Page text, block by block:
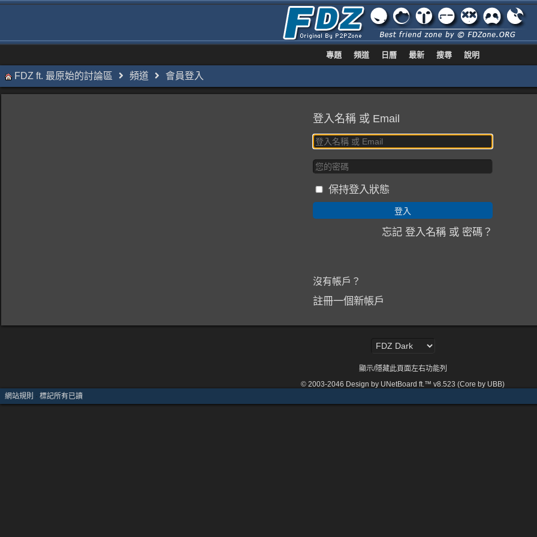
專題 頻道 日曆 最新 搜尋 說明
FDZ ft. 最原始的討論區 頻道 會員登入
登入名稱 或 Email
保持登入狀態
忘記 登入名稱 或 密碼？
沒有帳戶？
註冊一個新帳戶
顯示/隱藏此頁面左右功能列
© 2003-2046 Design by UNetBoard ft.™ v8.523 (Core by UBB)
網站規則 · 標記所有已讀